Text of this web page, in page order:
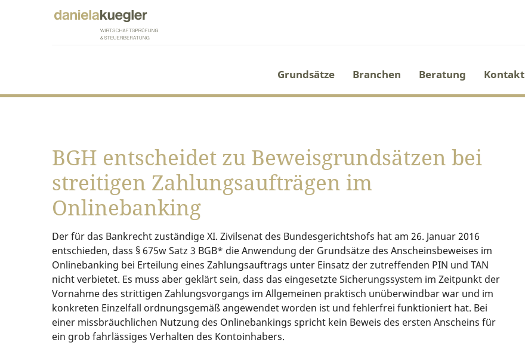
Grundsätze Branchen Beratung Kontakt
BGH entscheidet zu Beweisgrundsätzen bei
streitigen Zahlungsaufträgen im
Onlinebanking
Der für das Bankrecht zuständige XI. Zivilsenat des Bundesgerichtshofs hat am 26. Januar 2016
entschieden, dass § 675w Satz 3 BGB* die Anwendung der Grundsätze des Anscheinsbeweises im
Onlinebanking bei Erteilung eines Zahlungsauftrags unter Einsatz der zutreffenden PIN und TAN
nicht verbietet. Es muss aber geklärt sein, dass das eingesetzte Sicherungssystem im Zeitpunkt der
Vornahme des strittigen Zahlungsvorgangs im Allgemeinen praktisch unüberwindbar war und im
konkreten Einzelfall ordnungsgemäß angewendet worden ist und fehlerfrei funktioniert hat. Bei
einer missbräuchlichen Nutzung des Onlinebankings spricht kein Beweis des ersten Anscheins für
ein grob fahrlässiges Verhalten des Kontoinhabers.